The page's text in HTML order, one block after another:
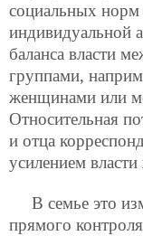
социальных норм
индивидуальной
баланса власти
группами,
женщинами или
Относительная
и отца
усилением
В семье это
прямого